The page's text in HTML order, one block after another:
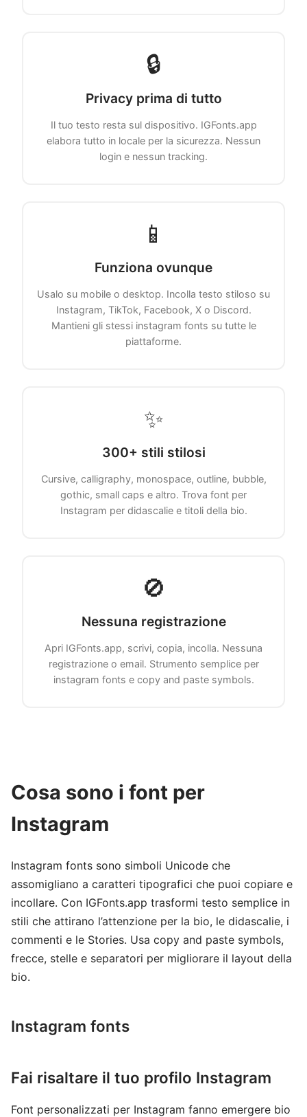
🔒
Privacy prima di tutto
Il tuo testo resta sul dispositivo. IGFonts.app
elabora tutto in locale per la sicurezza. Nessun
login e nessun tracking.
📱
Funziona ovunque
Usalo su mobile o desktop. Incolla testo stiloso su
Instagram, TikTok, Facebook, X o Discord.
Mantieni gli stessi instagram fonts su tutte le
piattaforme.
✨
300+ stili stilosi
Cursive, calligraphy, monospace, outline, bubble,
gothic, small caps e altro. Trova font per
Instagram per didascalie e titoli della bio.
🚫
Nessuna registrazione
Apri IGFonts.app, scrivi, copia, incolla. Nessuna
registrazione o email. Strumento semplice per
instagram fonts e copy and paste symbols.
Cosa sono i font per
Instagram
Instagram fonts sono simboli Unicode che
assomigliano a caratteri tipografici che puoi copiare e
incollare. Con IGFonts.app trasformi testo semplice in
stili che attirano l’attenzione per la bio, le didascalie, i
commenti e le Stories. Usa copy and paste symbols,
frecce, stelle e separatori per migliorare il layout della
bio.
Instagram fonts
Fai risaltare il tuo profilo Instagram
Font personalizzati per Instagram fanno emergere bio